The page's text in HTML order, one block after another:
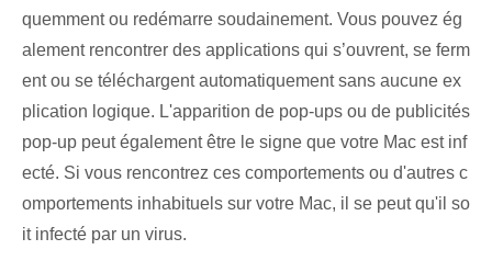
quemment ou redémarre soudainement. Vous pouvez ég
alement rencontrer des applications qui s’ouvrent, se ferm
ent ou se téléchargent automatiquement sans aucune ex
plication logique. L'apparition de pop-ups ou de publicités
pop-up peut également être le signe que votre Mac est inf
ecté. Si vous rencontrez ces comportements ou d'autres c
omportements inhabituels sur votre Mac, il se peut qu'il so
it infecté par un virus.